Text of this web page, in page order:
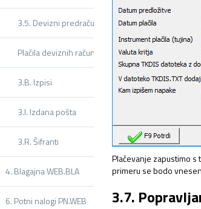
3.5. Devizni predračuni
Plačila deviznih računov, predračunov
3.B. Izpisi
3.I. Izdana pošta
3.R. Šifranti
4. Blagajna WEB.BLA
6. Potni nalogi PN.WEB
Plačevanje zapustimo s
primeru se bodo
3.7.